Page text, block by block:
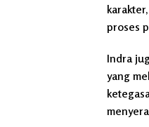
proses
Indra
yang